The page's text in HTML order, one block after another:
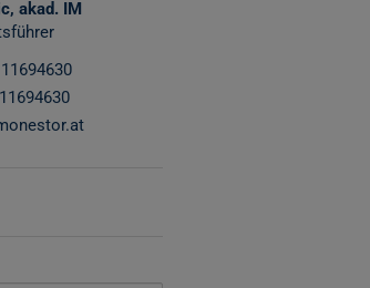
akad. IM